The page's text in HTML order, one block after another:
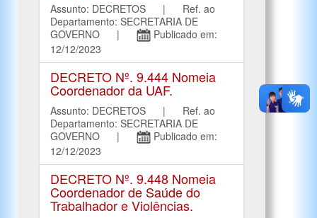
Assunto: DECRETOS | Ref. ao
Departamento: SECRETARIA DE
GOVERNO |
Publicado em:
12/12/2023
DECRETO Nº. 9.444 Nomeia
Coordenador da UAF.
Assunto: DECRETOS | Ref. ao
Departamento: SECRETARIA DE
GOVERNO |
Publicado em:
12/12/2023
DECRETO Nº. 9.448 Nomeia
Coordenador de Saúde do
Trabalhador e Violências.